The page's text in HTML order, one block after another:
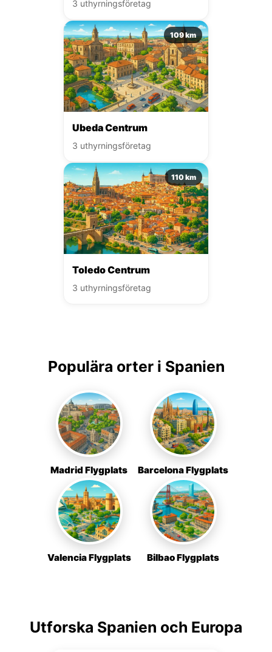
3 uthyrningsföretag
109 km
Ubeda Centrum
3 uthyrningsföretag
110 km
Toledo Centrum
3 uthyrningsföretag
Populära orter i Spanien
Madrid Flygplats Barcelona Flygplats
Valencia Flygplats Bilbao Flygplats
Utforska Spanien och Europa